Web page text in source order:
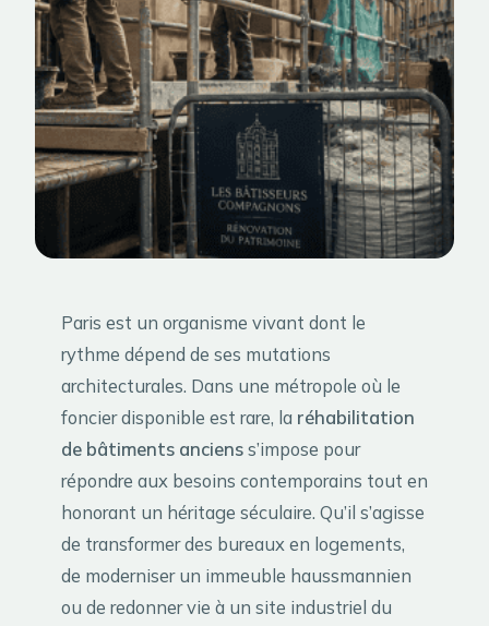
Paris est un organisme vivant dont le
rythme dépend de ses mutations
architecturales. Dans une métropole où le
foncier disponible est rare, la réhabilitation
de bâtiments ancienss’impose pour
répondre aux besoins contemporains tout en
honorant un héritage séculaire. Qu’il s’agisse
de transformer des bureaux en logements,
de moderniser un immeuble haussmannien
ou de redonner vie à un site industriel du